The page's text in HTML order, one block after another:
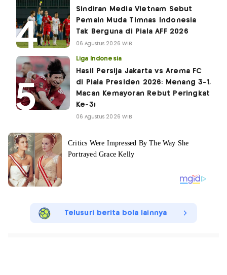
Sindiran Media Vietnam Sebut
Pemain Muda Timnas Indonesia
Tak Berguna di Piala AFF 2026
06 Agustus 2026 WIB
Liga Indonesia
Hasil Persija Jakarta vs Arema FC
di Piala Presiden 2026: Menang 3-1,
Macan Kemayoran Rebut Peringkat
Ke-3!
06 Agustus 2026 WIB
Telusuri berita bola lainnya